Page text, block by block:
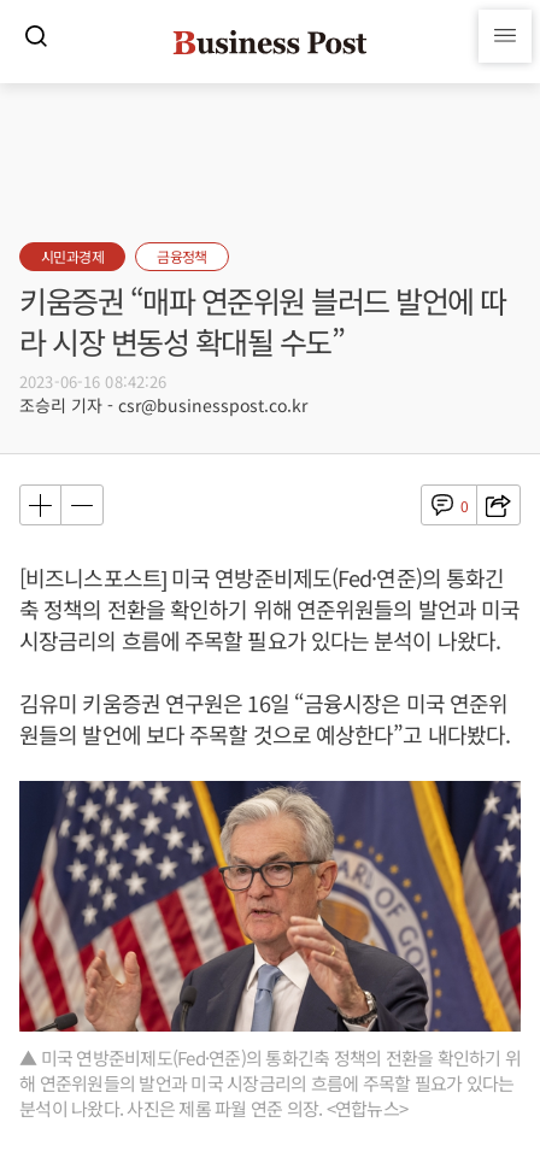
시민과경제 금융정책
키움증권 “매파 연준위원 블러드 발언에 따
라 시장 변동성 확대될 수도”
2023-06-16 08:42:26
조승리 기자 - csr@businesspost.co.kr
0
[비즈니스포스트] 미국 연방준비제도(Fed·연준)의 통화긴
축 정책의 전환을 확인하기 위해 연준위원들의 발언과 미국
시장금리의 흐름에 주목할 필요가 있다는 분석이 나왔다.
김유미 키움증권 연구원은 16일 “금융시장은 미국 연준위
원들의 발언에 보다 주목할 것으로 예상한다”고 내다봤다.
▲ 미국 연방준비제도(Fed·연준)의 통화긴축 정책의 전환을 확인하기 위
해 연준위원들의 발언과 미국 시장금리의 흐름에 주목할 필요가 있다는
분석이 나왔다. 사진은 제롬 파월 연준 의장. <연합뉴스>